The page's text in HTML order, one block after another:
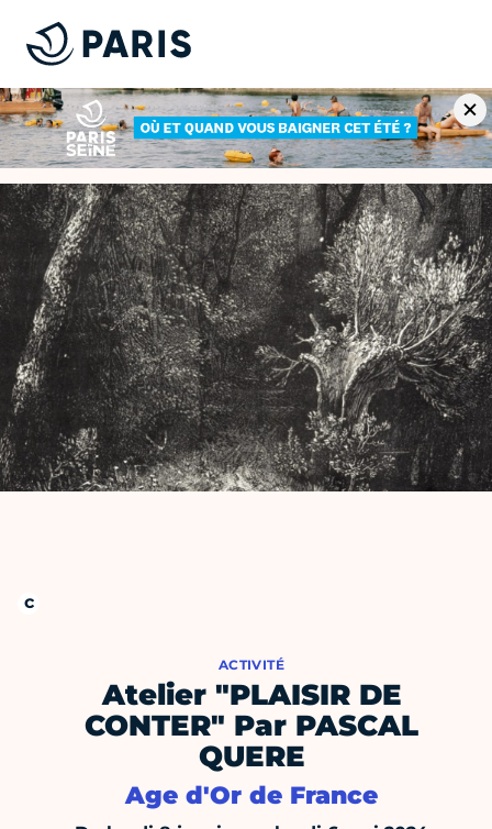
ACTIVITÉ
Atelier "PLAISIR DE
CONTER" Par PASCAL
QUERE
Age d'Or de France